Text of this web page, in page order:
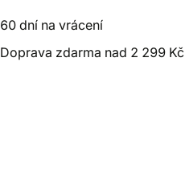
60 dní na vrácení
Doprava zdarma nad 2 299 Kč